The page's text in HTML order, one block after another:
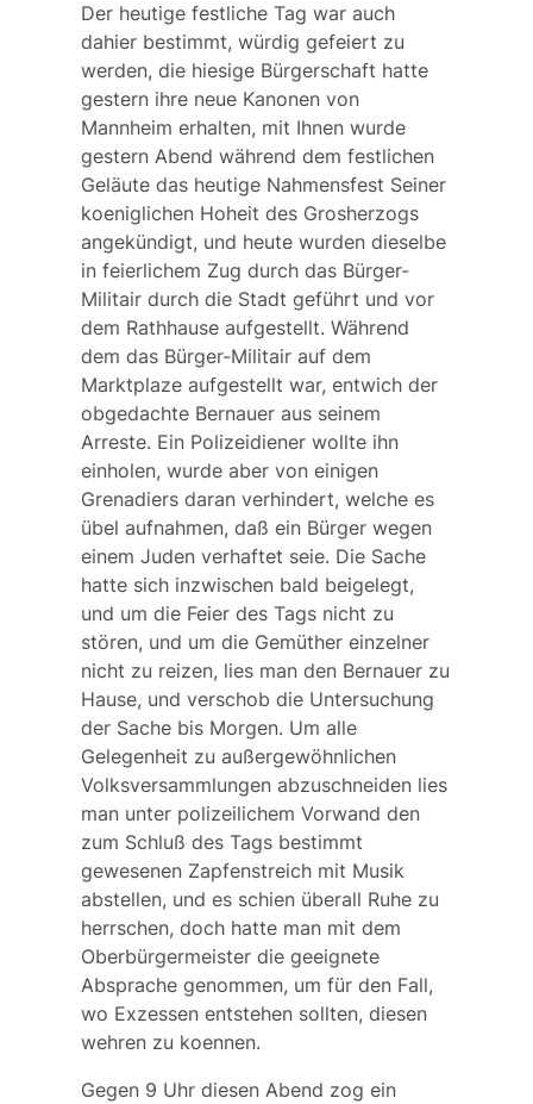
Der heutige festliche Tag war auch
dahier bestimmt, würdig gefeiert zu
werden, die hiesige Bürgerschaft hatte
gestern ihre neue Kanonen von
Mannheim erhalten, mit Ihnen wurde
gestern Abend während dem festlichen
Geläute das heutige Nahmensfest Seiner
koeniglichen Hoheit des Grosherzogs
angekündigt, und heute wurden dieselbe
in feierlichem Zug durch das Bürger-
Militair durch die Stadt geführt und vor
dem Rathhause aufgestellt. Während
dem das Bürger-Militair auf dem
Marktplaze aufgestellt war, entwich der
obgedachte Bernauer aus seinem
Arreste. Ein Polizeidiener wollte ihn
einholen, wurde aber von einigen
Grenadiers daran verhindert, welche es
übel aufnahmen, daß ein Bürger wegen
einem Juden verhaftet seie. Die Sache
hatte sich inzwischen bald beigelegt,
und um die Feier des Tags nicht zu
stören, und um die Gemüther einzelner
nicht zu reizen, lies man den Bernauer zu
Hause, und verschob die Untersuchung
der Sache bis Morgen. Um alle
Gelegenheit zu außergewöhnlichen
Volksversammlungen abzuschneiden lies
man unter polizeilichem Vorwand den
zum Schluß des Tags bestimmt
gewesenen Zapfenstreich mit Musik
abstellen, und es schien überall Ruhe zu
herrschen, doch hatte man mit dem
Oberbürgermeister die geeignete
Absprache genommen, um für den Fall,
wo Exzessen entstehen sollten, diesen
wehren zu koennen.
Gegen 9 Uhr diesen Abend zog ein